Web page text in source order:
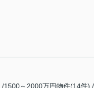
1500～2000万円物件(14件)